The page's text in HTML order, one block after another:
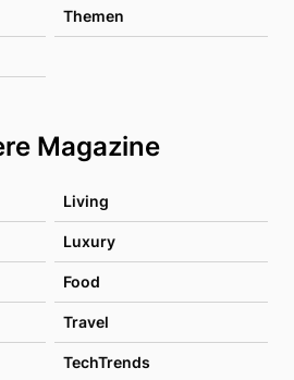
Themen
Magazine
Living
Luxury
Food
Travel
TechTrends